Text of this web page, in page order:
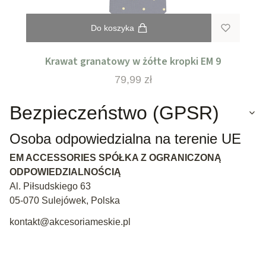
Do koszyka
Krawat granatowy w żółte kropki EM 9
Cena
79,99 zł
Bezpieczeństwo (GPSR)
Osoba odpowiedzialna na terenie UE
EM ACCESSORIES SPÓŁKA Z OGRANICZONĄ
ODPOWIEDZIALNOŚCIĄ
Al. Piłsudskiego 63
05-070 Sulejówek, Polska
kontakt@akcesoriameskie.pl